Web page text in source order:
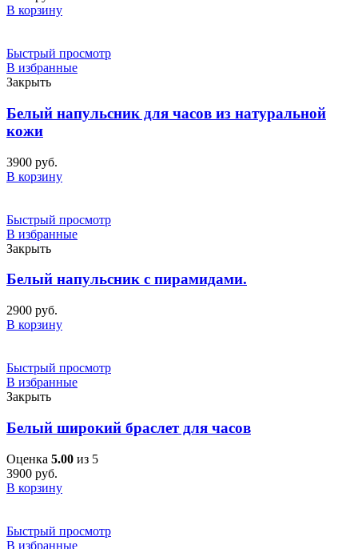
В корзину
Быстрый просмотр
В избранные
Закрыть
Белый напульсник для часов из натуральной
кожи
3900 руб.
В корзину
Быстрый просмотр
В избранные
Закрыть
Белый напульсник с пирамидами.
2900 руб.
В корзину
Быстрый просмотр
В избранные
Закрыть
Белый широкий браслет для часов
Оценка 5.00 из 5
3900 руб.
В корзину
Быстрый просмотр
В избранные